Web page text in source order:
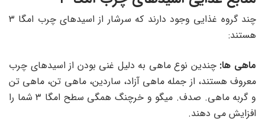
چند گروه غذایی وجود دارند که سرشار از اسیدهای چرب امگا ۳
هستند:
ماهی ها: چندین نوع ماهی به دلیل غنی بودن از اسیدهای چرب
معروف هستند، از جمله ماهی آزاد، ساردین، ماهی تن، ماهی تن
و گربه ماهی. صدف. میگو و خرچنگ همگی سطح امگا ۳ شما را
افزایش می دهند.